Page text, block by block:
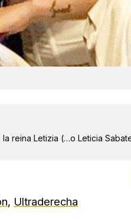
reina Letizia (…o Leticia
, Ultraderecha